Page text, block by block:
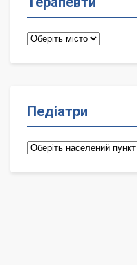
Терапевти
Педіатри
Педіатри